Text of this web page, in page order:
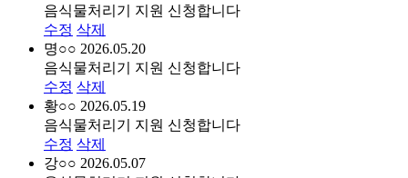
음식물처리기 지원 신청합니다
수정 삭제
명○○ 2026.05.20
음식물처리기 지원 신청합니다
수정 삭제
황○○ 2026.05.19
음식물처리기 지원 신청합니다
수정 삭제
강○○ 2026.05.07